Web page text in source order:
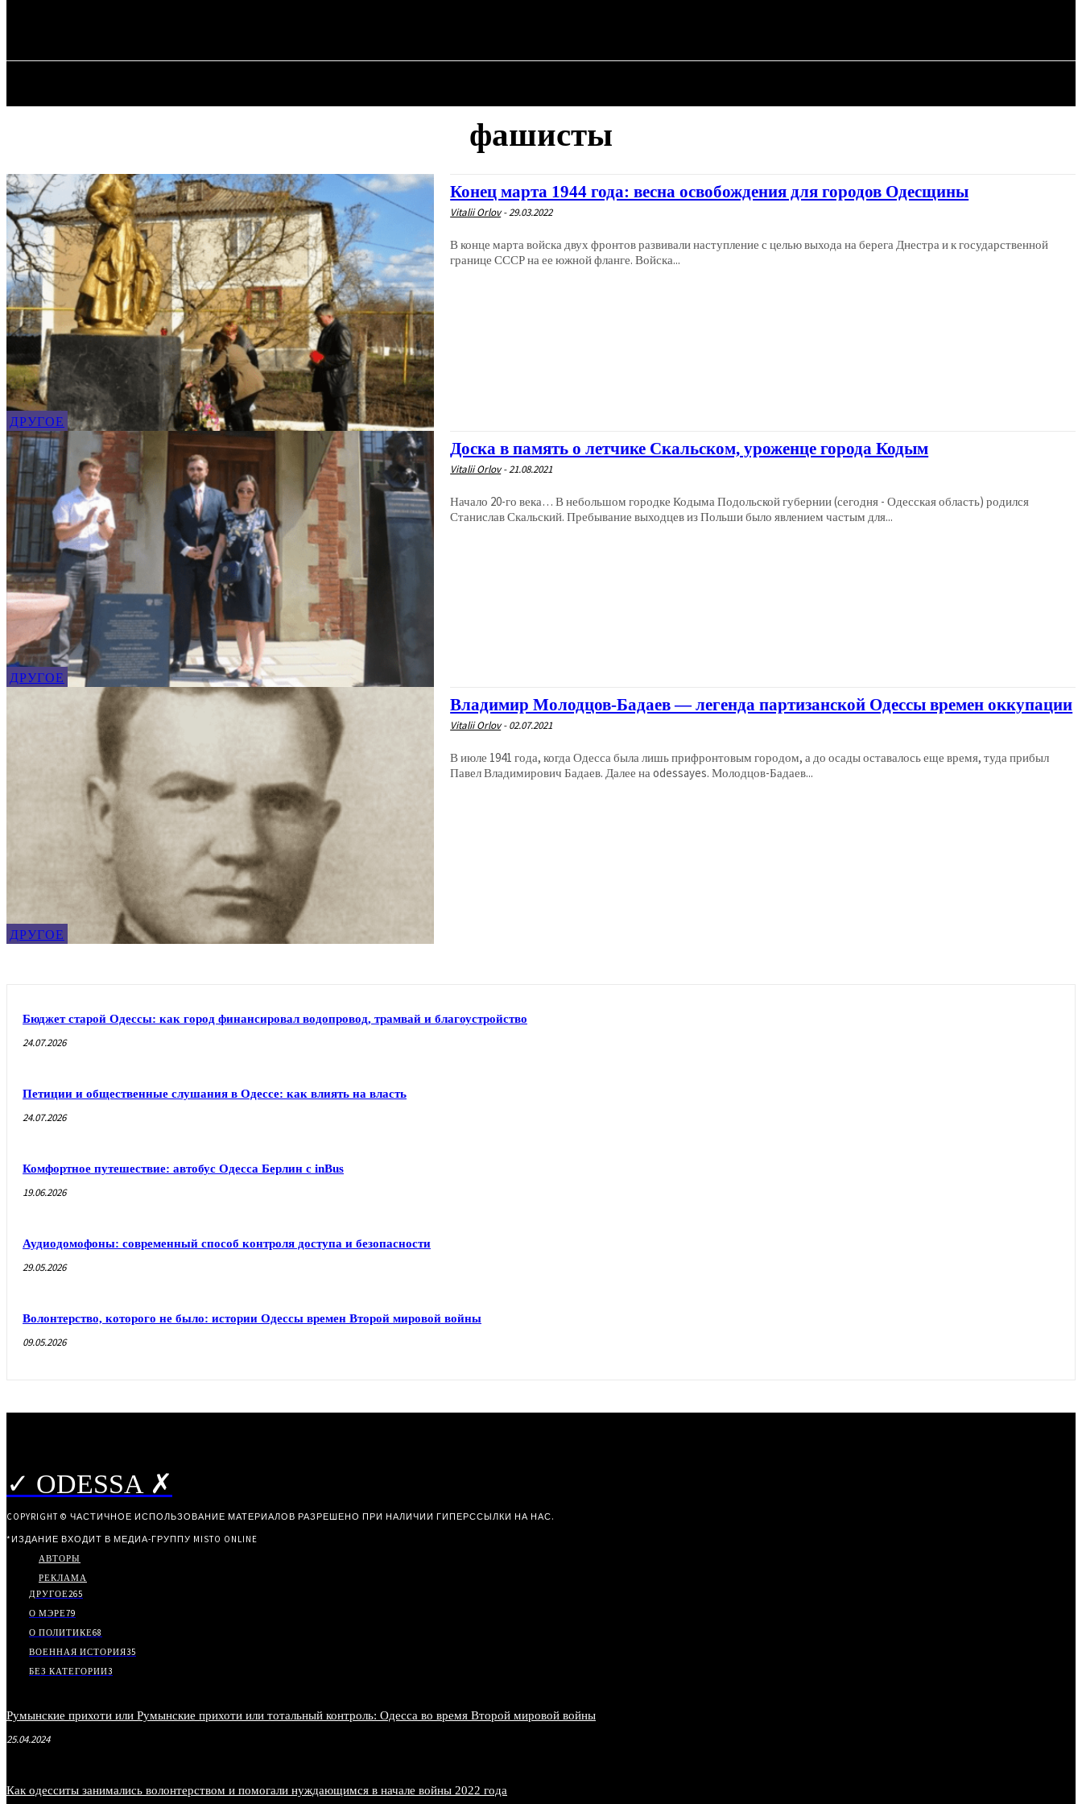
фашисты
ДРУГОЕ
Конец марта 1944 года: весна освобождения для городов Одесщины
Vitalii Orlov -29.03.2022
В конце марта войска двух фронтов развивали наступление с целью выхода на берега Днестра и к государственной
границе СССР на ее южной фланге. Войска...
ДРУГОЕ
Доска в память о летчике Скальском, уроженце города Кодым
Vitalii Orlov -21.08.2021
Начало 20-го века… В небольшом городке Кодыма Подольской губернии (сегодня - Одесская область) родился
Станислав Скальский. Пребывание выходцев из Польши было явлением частым для...
ДРУГОЕ
Владимир Молодцов-Бадаев — легенда партизанской Одессы времен оккупации
Vitalii Orlov - 02.07.2021
В июле 1941 года, когда Одесса была лишь прифронтовым городом, а до осады оставалось еще время, туда прибыл
Павел Владимирович Бадаев. Далее на odessayes. Молодцов-Бадаев...
Бюджет старой Одессы: как город финансировал водопровод, трамвай и благоустройство
24.07.2026
Петиции и общественные слушания в Одессе: как влиять на власть
24.07.2026
Комфортное путешествие: автобус Одесса Берлин с inBus
19.06.2026
Аудиодомофоны: современный способ контроля доступа и безопасности
29.05.2026
Волонтерство, которого не было: истории Одессы времен Второй мировой войны
09.05.2026
✓ ODESSA ✗
COPYRIGHT © ЧАСТИЧНОЕ ИСПОЛЬЗОВАНИЕ МАТЕРИАЛОВ РАЗРЕШЕНО ПРИ НАЛИЧИИ ГИПЕРССЫЛКИ НА НАС.
*ИЗДАНИЕ ВХОДИТ В МЕДИА-ГРУППУ MISTO ONLINE
АВТОРЫ
РЕКЛАМА
ДРУГОЕ265
О МЭРЕ79
О ПОЛИТИКЕ68
ВОЕННАЯ ИСТОРИЯ35
БЕЗ КАТЕГОРИИ3
Румынские прихоти или Румынские прихоти или тотальный контроль: Одесса во время Второй мировой войны
25.04.2024
Как одесситы занимались волонтерством и помогали нуждающимся в начале войны 2022 года